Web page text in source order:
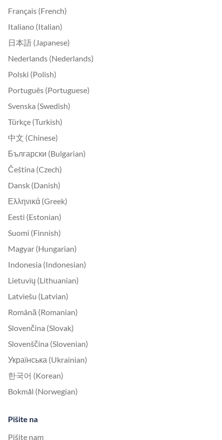
Français (French)
Italiano (Italian)
日本語 (Japanese)
Nederlands (Nederlands)
Polski (Polish)
Português (Portuguese)
Svenska (Swedish)
Türkçe (Turkish)
中文 (Chinese)
Български (Bulgarian)
Čeština (Czech)
Dansk (Danish)
Ελληνικά (Greek)
Eesti (Estonian)
Suomi (Finnish)
Magyar (Hungarian)
Indonesia (Indonesian)
Lietuvių (Lithuanian)
Latviešu (Latvian)
Română (Romanian)
Slovenčina (Slovak)
Slovenščina (Slovenian)
Українська (Ukrainian)
한국어 (Korean)
Bokmål (Norwegian)
Pišite na
Pišite nam